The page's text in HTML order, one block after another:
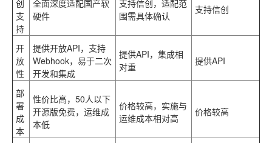
创
支
持
全面深度适配国产软
硬件
支持信创，适配范
围需具体确认
支持信创
开
放
性
提供开放API，支持
Webhook，易于二次
开发和集成
提供API，集成相
对重
提供API
部
署
成
本
性价比高，50人以下
开源版免费，运维成
本低
价格较高，实施与
运维成本相对高
价格较高